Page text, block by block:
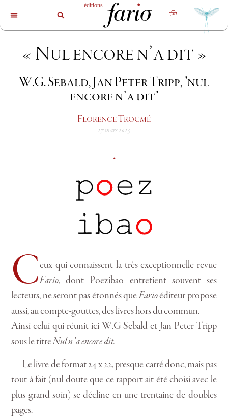
« Nul encore n’a dit »
W.G. Sebald, Jan Peter Tripp, "nul
encore n’a dit"
Florence Trocmé
17 mars 2015
•
Ceux qui connaissent la très exceptionnelle revue
Fario, dont Poezibao entretient souvent ses
lecteurs, ne seront pas étonnés queFarioéditeur propose
aussi, au compte-gouttes, des livres hors du commun.
Ainsi celui qui réunit ici W.G Sebald et Jan Peter Tripp
sous le titreNul n’a encore dit.
Le livre de format 24 x 22, presque carré donc, mais pas
tout à fait (nul doute que ce rapport ait été choisi avec le
plus grand soin) se décline en une trentaine de doubles
pages.